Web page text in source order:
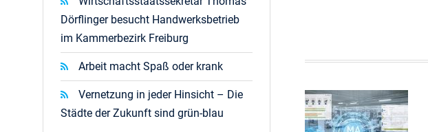
Dörflinger besucht Handwerksbetrieb
im Kammerbezirk Freiburg
Arbeit macht Spaß oder krank
Vernetzung in jeder Hinsicht – Die
Städte der Zukunft sind grün-blau